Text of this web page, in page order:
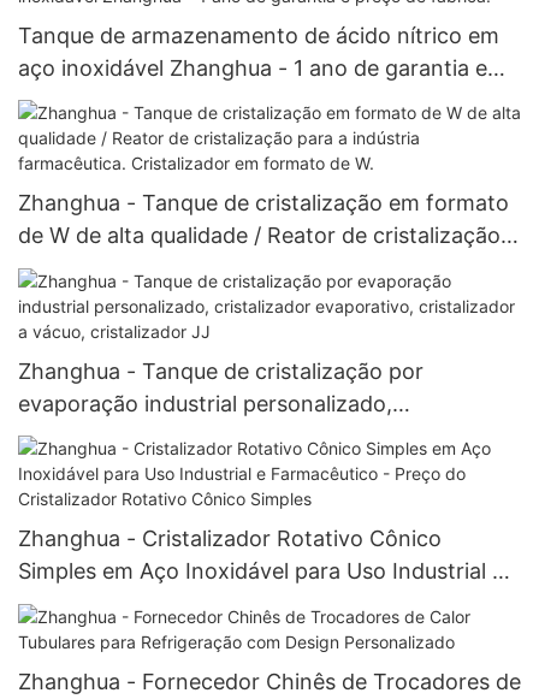
Tanque de armazenamento de ácido nítrico em
aço inoxidável Zhanghua - 1 ano de garantia e
preço de fábrica.
Zhanghua - Tanque de cristalização em formato
de W de alta qualidade / Reator de cristalização
para a indústria farmacêutica. Cristalizador em
formato de W.
Zhanghua - Tanque de cristalização por
evaporação industrial personalizado,
cristalizador evaporativo, cristalizador a vácuo,
cristalizador JJ
Zhanghua - Cristalizador Rotativo Cônico
Simples em Aço Inoxidável para Uso Industrial e
Farmacêutico - Preço do Cristalizador Rotativo
Cônico Simples
Zhanghua - Fornecedor Chinês de Trocadores de